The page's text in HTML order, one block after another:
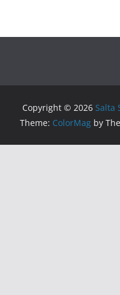
Copyright © 2026 Salta
Theme: ColorMag by